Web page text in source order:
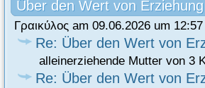
Über den Wert von Erziehung
Γραικύλος am 09.06.2026 um
Re: Über den Wert von
alleinerziehende Mutter von 3
Re: Über den Wert von